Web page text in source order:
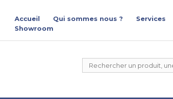
Accueil Qui sommes nous ? Services
Showroom